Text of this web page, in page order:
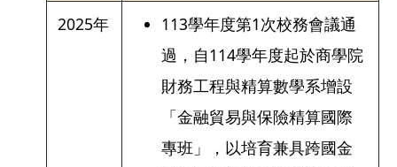
2025年
113學年度第1次校務會議通
過，自114學年度起於商學院
財務工程與精算數學系增設
「金融貿易與保險精算國際
專班」，以培育兼具跨國金